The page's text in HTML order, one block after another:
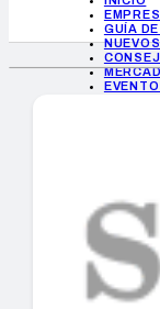
GUÍA
INICIO
EMPRESAS